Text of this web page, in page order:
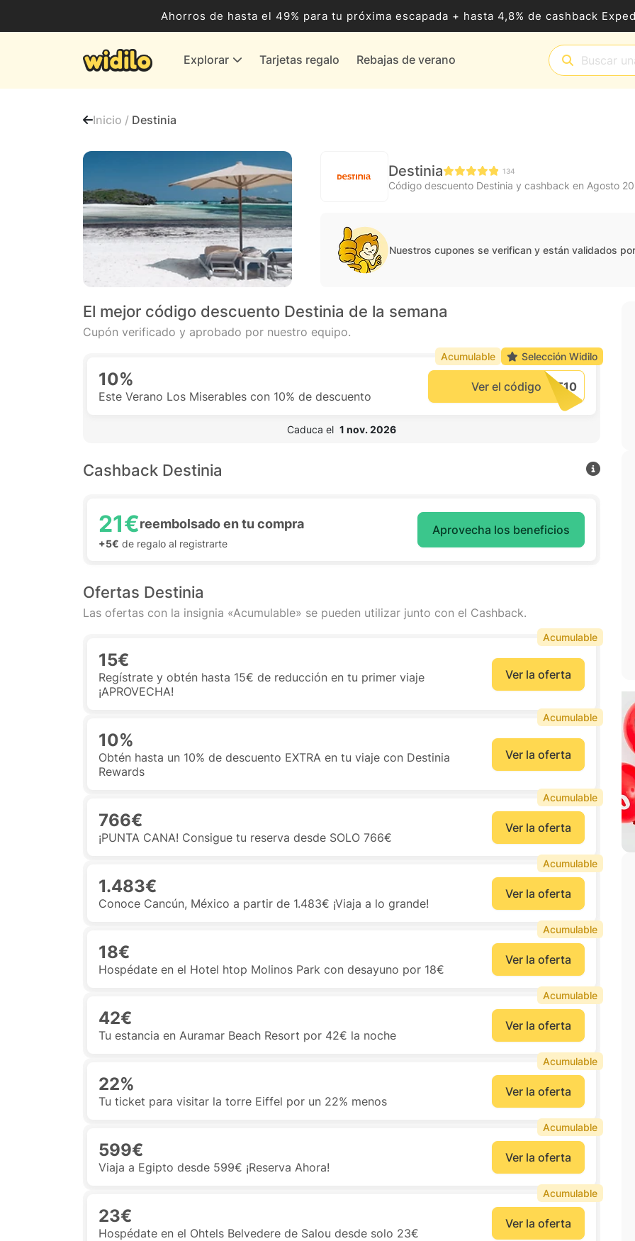
Ahorros de hasta el 49% para tu próxima escapada + hasta 4,8% de cashback
Explorar Tarjetas regalo Rebajas de verano
Ocio, Entretenimiento y Cultura
Proveedores de gas y energía
Todas las tiendas
Inicio / Destinia
Destinia 134
Código descuento Destinia y cashback en Agosto
Nuestros cupones se verifican y están validados
El mejor código descuento Destinia de la semana
Cupón verificado y aprobado por nuestro equipo.
10%
Este Verano Los Miserables con 10% de descuento
Ver el código
Caduca el 1 nov. 2026
Acumulable Selección Widilo
Cashback Destinia
21€reembolsado en tu compra
+5€ de regalo al registrarte
Aprovecha los beneficios
Ofertas Destinia
Las ofertas con la insignia «Acumulable» se pueden utilizar junto con el Cashback.
15€
Regístrate y obtén hasta 15€ de reducción en tu primer viaje
¡APROVECHA!
Ver la oferta
Acumulable
10%
Obtén hasta un 10% de descuento EXTRA en tu viaje con Destinia
Rewards
Ver la oferta
Acumulable
766€
¡PUNTA CANA! Consigue tu reserva desde SOLO 766€
Ver la oferta
Acumulable
1.483€
Conoce Cancún, México a partir de 1.483€ ¡Viaja a lo grande!
Ver la oferta
Acumulable
18€
Hospédate en el Hotel htop Molinos Park con desayuno por 18€
Ver la oferta
Acumulable
42€
Tu estancia en Auramar Beach Resort por 42€ la noche
Ver la oferta
Acumulable
22%
Tu ticket para visitar la torre Eiffel por un 22% menos
Ver la oferta
Acumulable
599€
Viaja a Egipto desde 599€ ¡Reserva Ahora!
Ver la oferta
Acumulable
23€
Hospédate en el Ohtels Belvedere de Salou desde solo 23€
Ver la oferta
Acumulable